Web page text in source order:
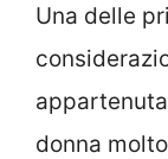
Una delle
donna